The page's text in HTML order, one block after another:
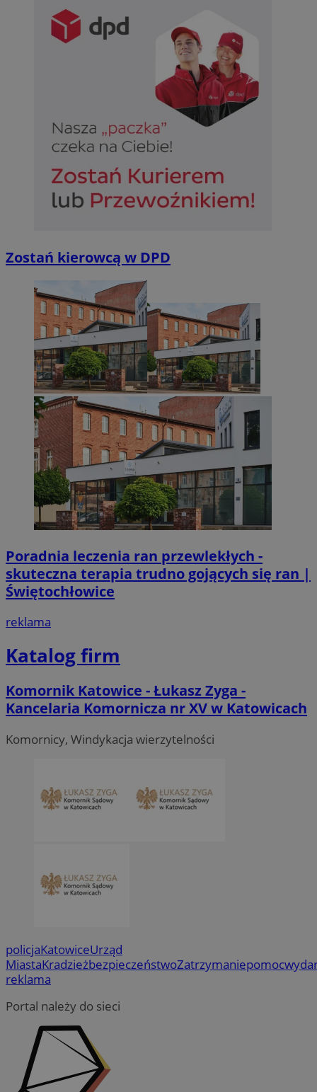
Zostań kierowcą w DPD
Poradnia leczenia ran przewlekłych -
skuteczna terapia trudno gojących się ran |
Świętochłowice
reklama
Katalog firm
Komornik Katowice - Łukasz Zyga -
Kancelaria Komornicza nr XV w Katowicach
Komornicy, Windykacja wierzytelności
policjaKatowiceUrząd
MiastaKradzieżbezpieczeństwoZatrzymaniepomoc
reklama
Portal należy do sieci